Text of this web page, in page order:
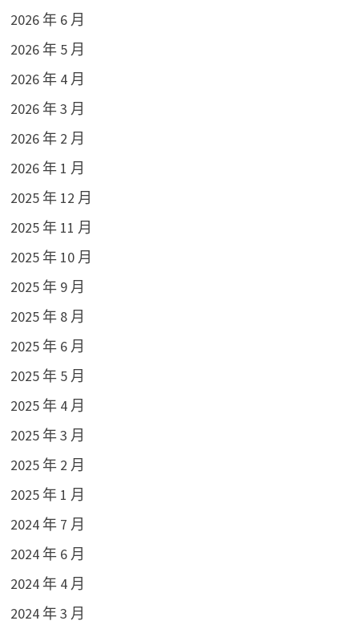
2026 年 6 月
2026 年 5 月
2026 年 4 月
2026 年 3 月
2026 年 2 月
2026 年 1 月
2025 年 12 月
2025 年 11 月
2025 年 10 月
2025 年 9 月
2025 年 8 月
2025 年 6 月
2025 年 5 月
2025 年 4 月
2025 年 3 月
2025 年 2 月
2025 年 1 月
2024 年 7 月
2024 年 6 月
2024 年 4 月
2024 年 3 月